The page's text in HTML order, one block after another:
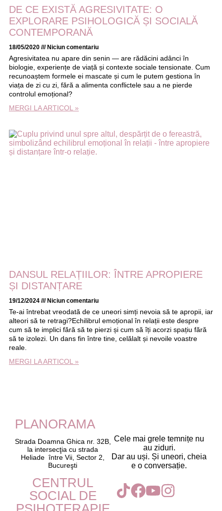
DE CE EXISTĂ AGRESIVITATE: O
EXPLORARE PSIHOLOGICĂ ȘI SOCIALĂ
CONTEMPORANĂ
18/05/2020 Niciun comentariu
Agresivitatea nu apare din senin — are rădăcini adânci în
biologie, experiențe de viață și contexte sociale tensionate. Cum
recunoaștem formele ei mascate și cum le putem gestiona în
viața de zi cu zi, fără a alimenta conflictele sau a ne pierde
controlul emoțional?
MERGI LA ARTICOL »
DANSUL RELAȚIILOR: ÎNTRE APROPIERE
ȘI DISTANȚARE
19/12/2024 Niciun comentariu
Te-ai întrebat vreodată de ce uneori simți nevoia să te apropii, iar
alteori să te retragi?Echilibrul emoțional în relații este despre
cum să te implici fără să te pierzi și cum să îți acorzi spațiu fără
să te izolezi. Un dans fin între tine, celălalt și nevoile voastre
reale.
MERGI LA ARTICOL »
Cele mai grele temnițe nu
au ziduri.
Dar au uși. Și uneori, cheia
e o conversație.
PLANORAMA
Strada Doamna Ghica nr. 32B,
la intersecţia cu strada
Heliade între Vii, Sector 2,
Bucureşti
CENTRUL
SOCIAL DE